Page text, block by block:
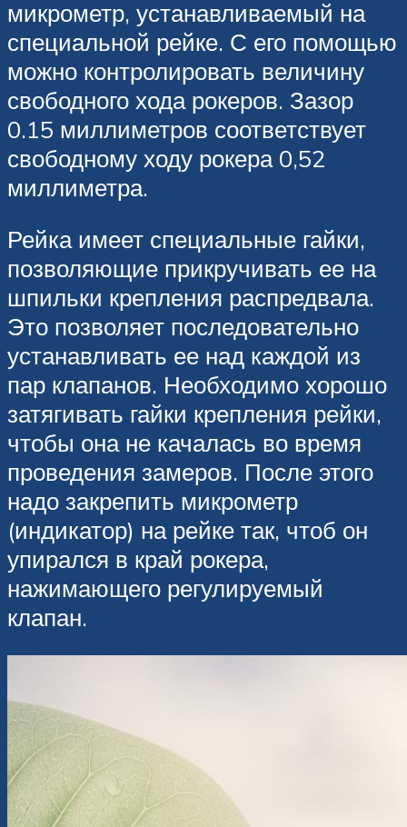
микрометр, устанавливаемый на
специальной рейке. С его помощью
можно контролировать величину
свободного хода рокеров. Зазор
0.15 миллиметров соответствует
свободному ходу рокера 0,52
миллиметра.
Рейка имеет специальные гайки,
позволяющие прикручивать ее на
шпильки крепления распредвала.
Это позволяет последовательно
устанавливать ее над каждой из
пар клапанов. Необходимо хорошо
затягивать гайки крепления рейки,
чтобы она не качалась во время
проведения замеров. После этого
надо закрепить микрометр
(индикатор) на рейке так, чтоб он
упирался в край рокера,
нажимающего регулируемый
клапан.